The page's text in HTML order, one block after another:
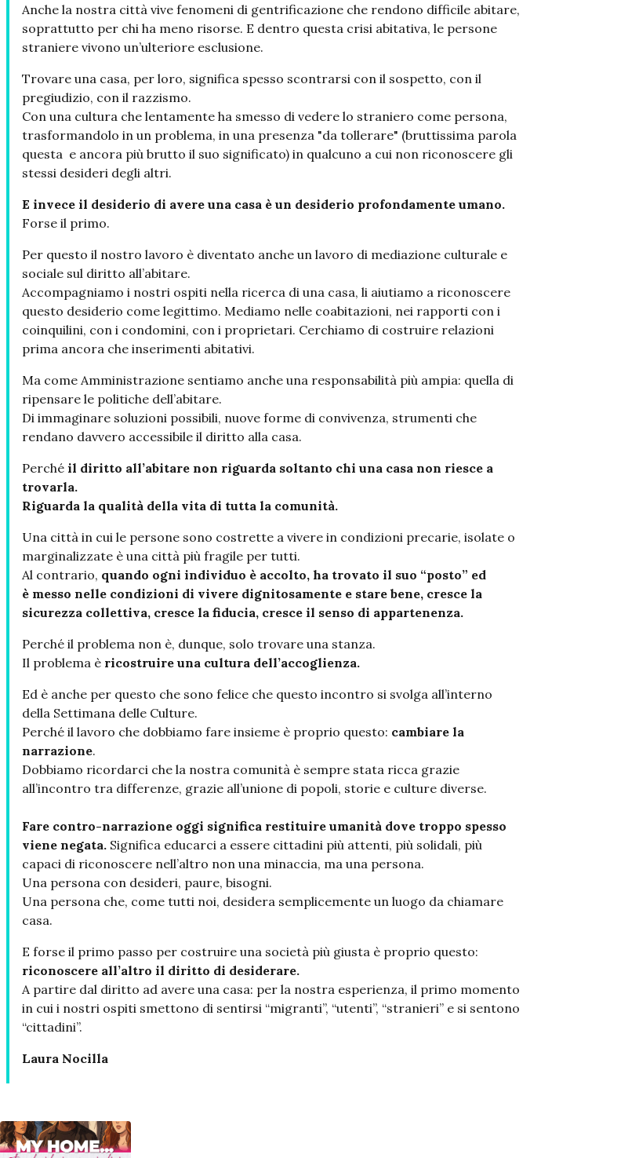
Anche la nostra città vive fenomeni di gentrificazione che rendono difficile abitare,
soprattutto per chi ha meno risorse. E dentro questa crisi abitativa, le persone
straniere vivono un’ulteriore esclusione.
Trovare una casa, per loro, significa spesso scontrarsi con il sospetto, con il
pregiudizio, con il razzismo.
Con una cultura che lentamente ha smesso di vedere lo straniero come persona,
trasformandolo in un problema, in una presenza "da tollerare" (bruttissima parola
questa e ancora più brutto il suo significato) in qualcuno a cui non riconoscere gli
stessi desideri degli altri.
E invece il desiderio di avere una casa è un desiderio profondamente umano.
Forse il primo.
Per questo il nostro lavoro è diventato anche un lavoro di mediazione culturale e
sociale sul diritto all’abitare.
Accompagniamo i nostri ospiti nella ricerca di una casa, li aiutiamo a riconoscere
questo desiderio come legittimo. Mediamo nelle coabitazioni, nei rapporti con i
coinquilini, con i condomini, con i proprietari. Cerchiamo di costruire relazioni
prima ancora che inserimenti abitativi.
Ma come Amministrazione sentiamo anche una responsabilità più ampia: quella di
ripensare le politiche dell’abitare.
Di immaginare soluzioni possibili, nuove forme di convivenza, strumenti che
rendano davvero accessibile il diritto alla casa.
Perché il diritto all’abitare non riguarda soltanto chi una casa non riesce a
trovarla.
Riguarda la qualità della vita di tutta la comunità.
Una città in cui le persone sono costrette a vivere in condizioni precarie, isolate o
marginalizzate è una città più fragile per tutti.
Al contrario, quando ogni individuo è accolto, ha trovato il suo “posto” ed
è messo nelle condizioni di vivere dignitosamente e stare bene, cresce la
sicurezza collettiva, cresce la fiducia, cresce il senso di appartenenza.
Perché il problema non è, dunque, solo trovare una stanza.
Il problema è ricostruire una cultura dell’accoglienza.
Ed è anche per questo che sono felice che questo incontro si svolga all’interno
della Settimana delle Culture.
Perché il lavoro che dobbiamo fare insieme è proprio questo: cambiare la
narrazione.
Dobbiamo ricordarci che la nostra comunità è sempre stata ricca grazie
all’incontro tra differenze, grazie all’unione di popoli, storie e culture diverse.
Fare contro-narrazione oggi significa restituire umanità dove troppo spesso
viene negata. Significa educarci a essere cittadini più attenti, più solidali, più
capaci di riconoscere nell’altro non una minaccia, ma una persona.
Una persona con desideri, paure, bisogni.
Una persona che, come tutti noi, desidera semplicemente un luogo da chiamare
casa.
E forse il primo passo per costruire una società più giusta è proprio questo:
riconoscere all’altro il diritto di desiderare.
A partire dal diritto ad avere una casa: per la nostra esperienza, il primo momento
in cui i nostri ospiti smettono di sentirsi “migranti”, “utenti”, “stranieri” e si sentono
“cittadini”.
Laura Nocilla